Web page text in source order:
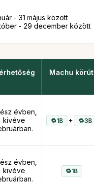
- 31 május között
- 29 december között
Machu körút
évben,
kivéve
1B + 3B
évben,
kivéve
1B